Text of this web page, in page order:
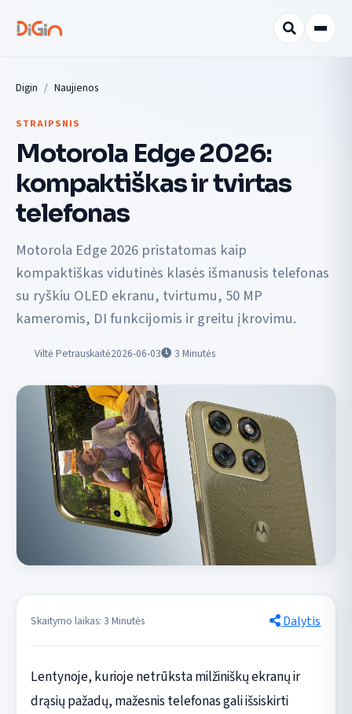
Digin Naujienos
STRAIPSNIS
Motorola Edge 2026:
kompaktiškas ir tvirtas
telefonas
Motorola Edge 2026 pristatomas kaip
kompaktiškas vidutinės klasės išmanusis telefonas
su ryškiu OLED ekranu, tvirtumu, 50 MP
kameromis, DI funkcijomis ir greitu įkrovimu.
Viltė Petrauskaitė2026-06-03 3 Minutės
Skaitymo laikas: 3 Minutės Dalytis
Lentynoje, kurioje netrūksta milžiniškų ekranų ir
drąsių pažadų, mažesnis telefonas gali išsiskirti